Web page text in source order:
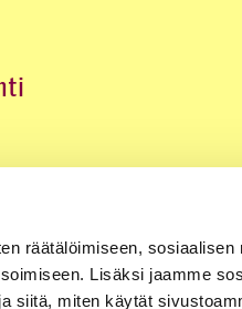
räätälöimiseen, sosiaalisen
Lisäksi jaamme
siitä, miten käytät